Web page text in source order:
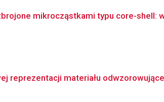
mikrocząstkami typu core-shell:
reprezentacji materiału